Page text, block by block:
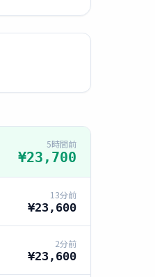
5時間前
¥23,700
13分前
¥23,600
2分前
¥23,600